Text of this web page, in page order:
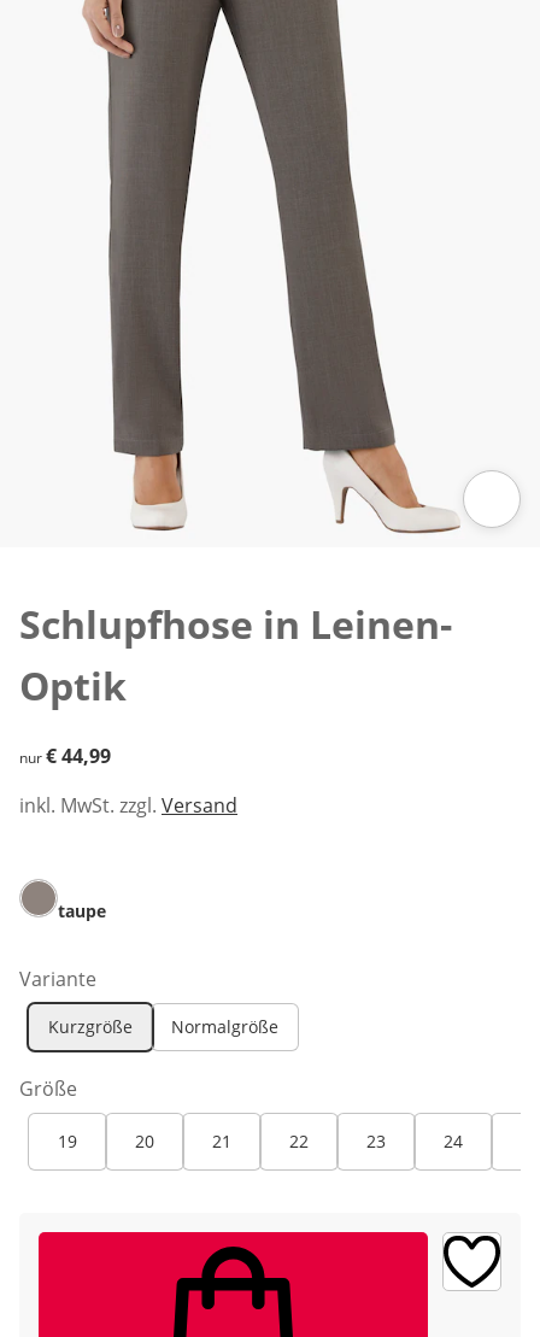
Schlupfhose in Leinen-
Optik
€ 44,99
nur€ 44,99
inkl. MwSt. zzgl. Versand
taupe
Variante
Kurzgröße Normalgröße
Größe
19 20 21 22 23 24